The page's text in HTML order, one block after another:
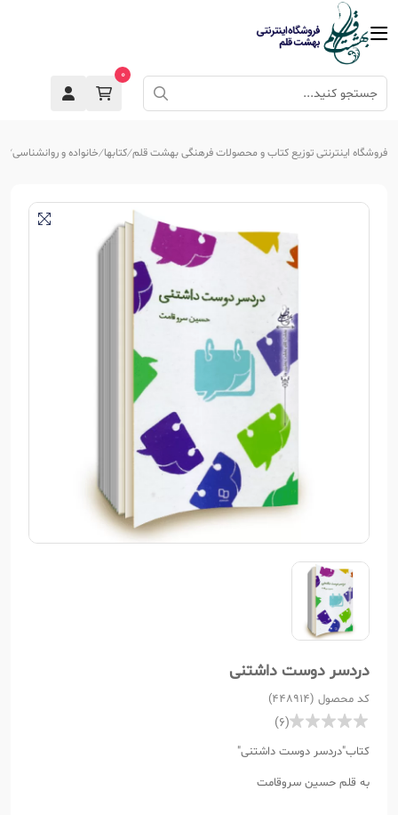
0
فروشگاه اینترنتی توزیع کتاب و محصولات فرهنگی بهشت قلم کتابها خانواده و روانشناسی
دردسر دوست داشتنی
کد محصول (448914)
(6)
کتاب"دردسر دوست داشتنی"
به قلم حسین سروقامت